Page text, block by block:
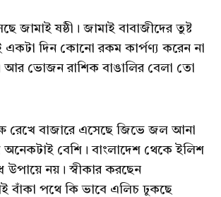
ষষ্ঠী। জামাই বাবাজীদের তুষ্ট
একটা দিন কোনো রকম কার্পণ্য করেন না
আর ভোজন রাশিক বাঙালির বেলা তো
রেখে বাজারে এসেছে জিভে জল আনা
বেশি। বাংলাদেশ থেকে ইলিশ
নয়। স্বীকার করছেন
বাঁকা পথে কি ভাবে এলিচ ঢুকছে